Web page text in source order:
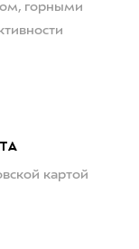
горными
картой